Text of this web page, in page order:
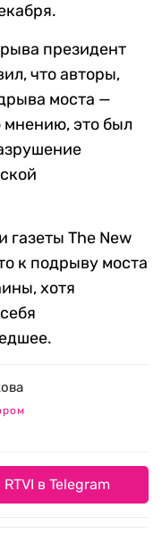
президент
что авторы,
моста —
это был
The New
к подрыву моста
хотя
в Telegram